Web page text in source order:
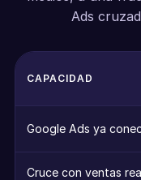
Ads
CAPACIDAD
Google Ads ya
Cruce con ventas